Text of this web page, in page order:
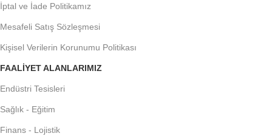
İptal ve İade Politikamız
Mesafeli Satış Sözleşmesi
Kişisel Verilerin Korunumu Politikası
FAALIYET ALANLARIMIZ
Endüstri Tesisleri
Sağlık - Eğitim
Finans - Lojistik